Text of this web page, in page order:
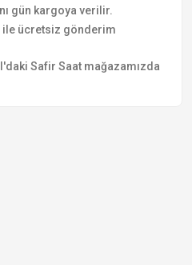
gün kargoya verilir.
ile ücretsiz gönderim
Safir Saat mağazamızda